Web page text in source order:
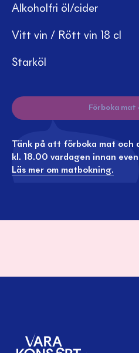
Alkoholfri öl/cider
Vitt vin / Rött vin 18 cl
Starköl
Förboka mat
Tänk på att förboka mat och
kl. 18.00 vardagen innan
Läs mer om matbokning.